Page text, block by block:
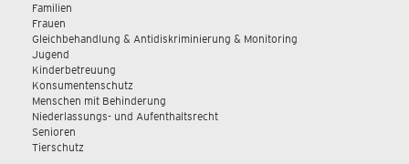
Familien
Frauen
Gleichbehandlung & Antidiskriminierung & Monitoring
Jugend
Kinderbetreuung
Konsumentenschutz
Menschen mit Behinderung
Niederlassungs- und Aufenthaltsrecht
Senioren
Tierschutz